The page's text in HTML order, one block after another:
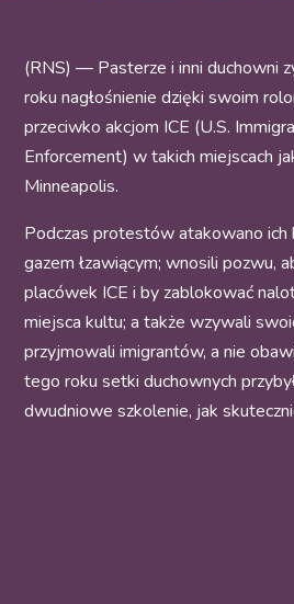
(RNS) — Pasterze i inni duchowni
roku nagłośnienie dzięki swoim
przeciwko akcjom ICE (U.S.
Enforcement) w takich miejscach
Minneapolis.
Podczas protestów atakowano ich
gazem łzawiącym; wnosili pozwu,
placówek ICE i by zablokować
miejsca kultu; a także wzywali
przyjmowali imigrantów, a nie
tego roku setki duchownych
dwudniowe szkolenie, jak